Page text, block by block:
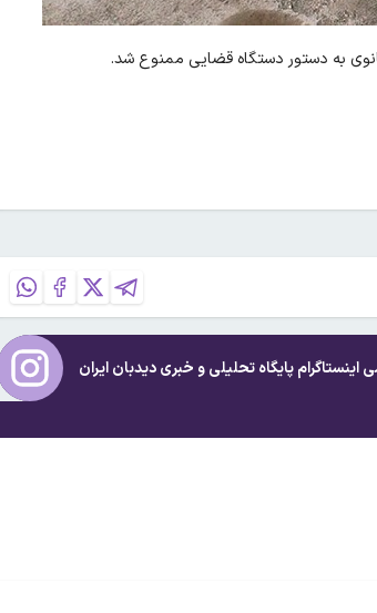
به دستور دستگاه قضایی ممنوع شد.
پایگاه تحلیلی و خبریدیدبان ایران